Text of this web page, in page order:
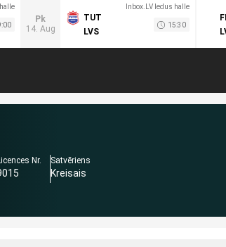
Pk
14. Aug
Inbox.LV ledus halle
TUT
LVS
15:30
Nr. Satvēriens
Kreisais